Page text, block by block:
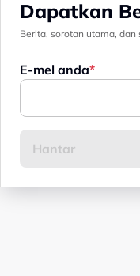
Dapatkan
Berita, sorotan utama,
E-mel anda